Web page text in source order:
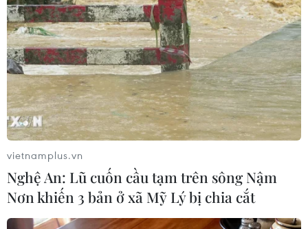
#Màn hình #Kết nối HDMI
#Cổng kết nối
Mỹ
vietnamplus.vn
Nghệ An: Lũ cuốn cầu tạm trên sông Nậm
Nơn khiến 3 bản ở xã Mỹ Lý bị chia cắt